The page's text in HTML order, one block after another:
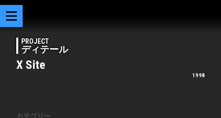
PROJECT
ディテール
X Site
1998
カテゴリー